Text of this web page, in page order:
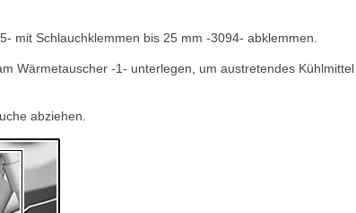
mit Schlauchklemmen bis 25 mm -3094- abklemmen.
Wärmetauscher -1- unterlegen, um austretendes Kühlmittel
abziehen.